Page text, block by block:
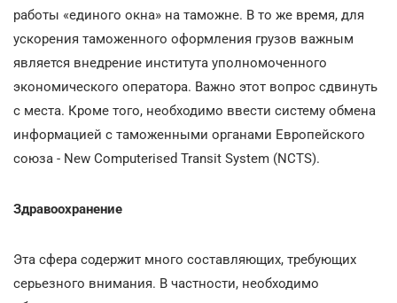
работы «единого окна» на таможне. В то же время, для
ускорения таможенного оформления грузов важным
является внедрение института уполномоченного
экономического оператора. Важно этот вопрос сдвинуть
с места. Кроме того, необходимо ввести систему обмена
информацией с таможенными органами Европейского
союза - New Computerised Transit System (NCTS).
Здравоохранение
Эта сфера содержит много составляющих, требующих
серьезного внимания. В частности, необходимо